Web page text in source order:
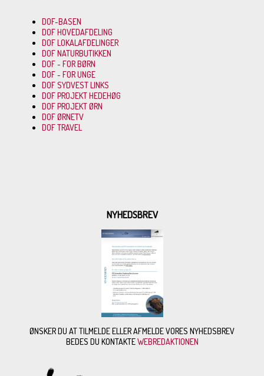
DOF-BASEN
DOF HOVEDAFDELING
DOF LOKALAFDELINGER
DOF NATURBUTIKKEN
DOF - FOR BØRN
DOF - FOR UNGE
DOF SYDVEST LINKS
DOF PROJEKT HEDEHØG
DOF PROJEKT ØRN
DOF ØRNETV
DOF TRAVEL
NYHEDSBREV
ØNSKER DU AT TILMELDE ELLER AFMELDE VORES NYHEDSBREV
BEDES DU KONTAKTEWEBREDAKTIONEN